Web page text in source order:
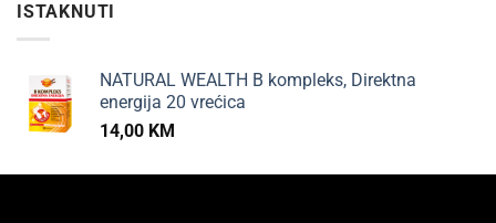
ISTAKNUTI
NATURAL WEALTH B kompleks, Direktna
energija 20 vrećica
14,00 KM